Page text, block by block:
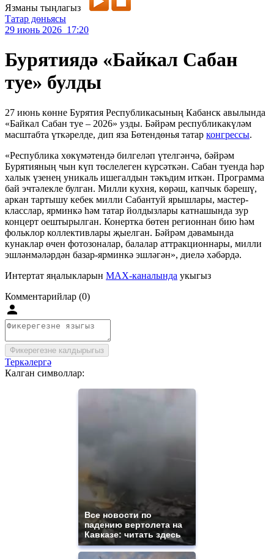
Язманы тыңлагыз
Татар дөньясы
29 июнь 2026 17:20
Бурятиядә «Байкал Сабан
туе» булды
27 июнь көнне Бурятия Республикасының Кабанск авылында
«Байкал Сабан туе – 2026» узды. Бәйрәм республикакүләм
масштабта үткәрелде, дип яза Бөтендөнья татар конгрессы.
«Республика хөкүмәтендә билгеләп үтелгәнчә, бәйрәм
Бурятияның чын күп төслелеген күрсәткән. Сабан туенда һәр
халык үзенең уникаль ишегалдын тәкъдим иткән. Программа
бай эчтәлекле булган. Милли кухня, көрәш, капчык бәрешү,
аркан тартышу кебек милли Сабантуй ярышлары, мастер-
класслар, ярминкә һәм татар йолдызлары катнашында зур
концерт оештырылган. Конертка бөтен регионнан бию һәм
фольклор коллективлары җыелган. Бәйрәм дәвамында
кунаклар өчен фотозоналар, балалар аттракционнары, милли
эшләнмәләрдән базар-ярминкә эшләгән», диелә хәбәрдә.
Интертат яңалыкларын MAX-каналында укыгыз
Комментарийлар (0)
Фикерегезне калдырыгыз
Теркәлергә
Калган символлар:
Все новости по
падению вертолета на
Кавказе: читать здесь